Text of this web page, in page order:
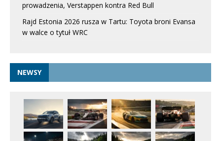
prowadzenia, Verstappen kontra Red Bull
Rajd Estonia 2026 rusza w Tartu: Toyota broni Evansa
w walce o tytuł WRC
NEWSY